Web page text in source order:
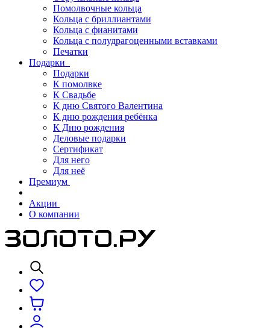
Помолвочные кольца
Кольца с бриллиантами
Кольца с фианитами
Кольца с полудрагоценными вставками
Печатки
Подарки
Подарки
К помолвке
К Свадьбе
К дню Святого Валентина
К дню рождения ребёнка
К Дню рождения
Деловые подарки
Сертификат
Для него
Для неё
Премиум
Акции
О компании